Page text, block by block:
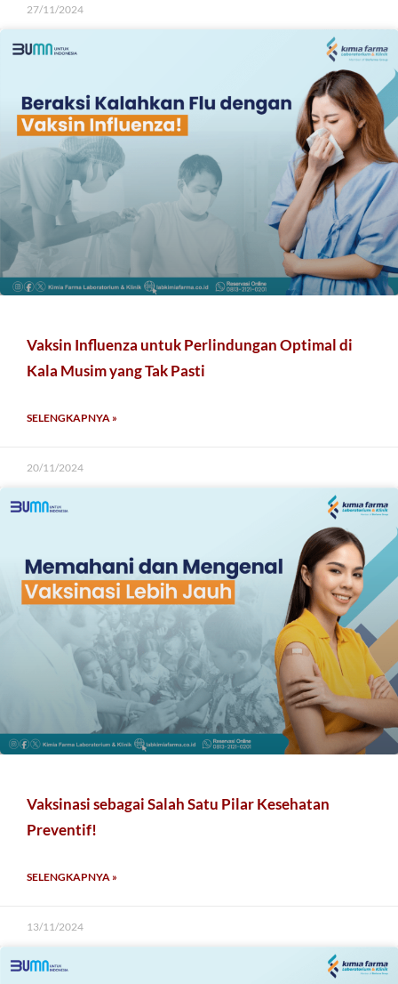
27/11/2024
Vaksin Influenza untuk Perlindungan Optimal di
Kala Musim yang Tak Pasti
SELENGKAPNYA »
20/11/2024
Vaksinasi sebagai Salah Satu Pilar Kesehatan
Preventif!
SELENGKAPNYA »
13/11/2024